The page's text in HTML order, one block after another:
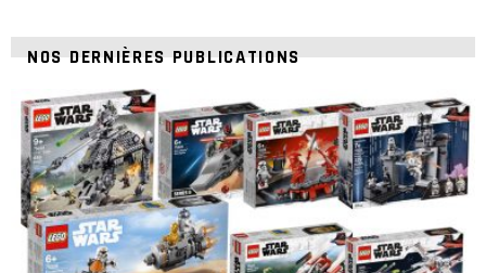
NOS DERNIÈRES PUBLICATIONS